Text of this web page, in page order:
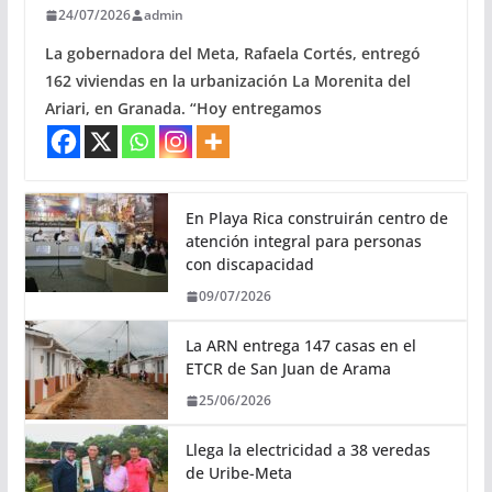
24/07/2026 admin
La gobernadora del Meta, Rafaela Cortés, entregó
162 viviendas en la urbanización La Morenita del
Ariari, en Granada. “Hoy entregamos
En Playa Rica construirán centro de
atención integral para personas
con discapacidad
09/07/2026
La ARN entrega 147 casas en el
ETCR de San Juan de Arama
25/06/2026
Llega la electricidad a 38 veredas
de Uribe-Meta